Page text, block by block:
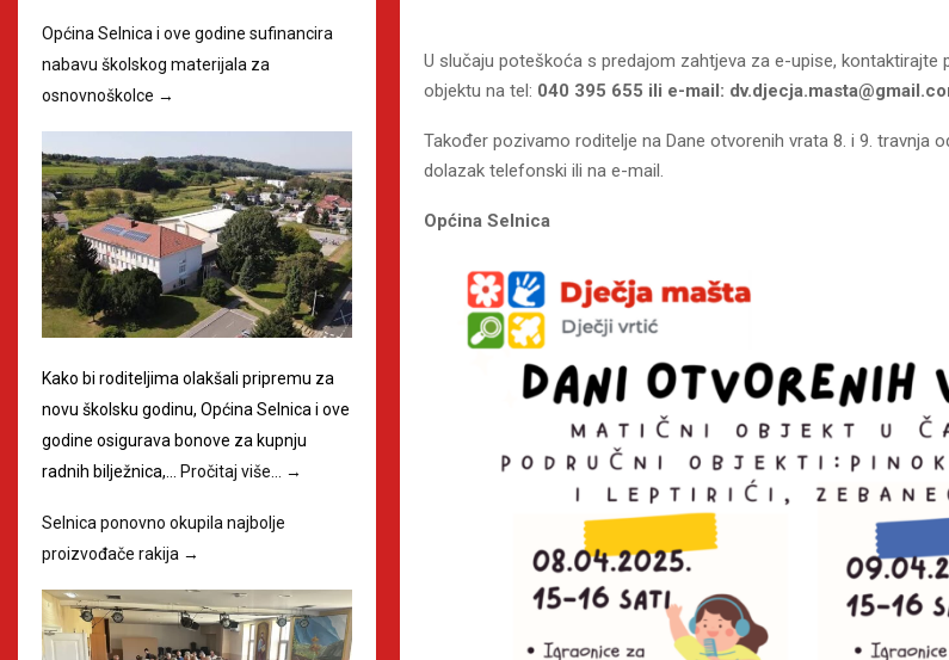
U slučaju poteškoća s predajom zahtjeva za e-upise, kontaktirajte
objektu na tel: 040 395 655 ili e-mail:
Također pozivamo roditelje na Dane otvorenih vrata 8. i 9. travnja
dolazak telefonski ili na e-mail.
Općina Selnica
Općina Selnica i ove godine sufinancira
nabavu školskog materijala za
osnovnoškolce →
Kako bi roditeljima olakšali pripremu za
novu školsku godinu, Općina Selnica i ove
godine osigurava bonove za kupnju
radnih bilježnica,…
Pročitaj više… →
Selnica ponovno okupila najbolje
proizvođače rakija →